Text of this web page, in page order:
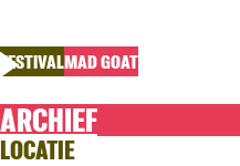
FESTIVALMAD GOAT
ARCHIEF
LOCATIE